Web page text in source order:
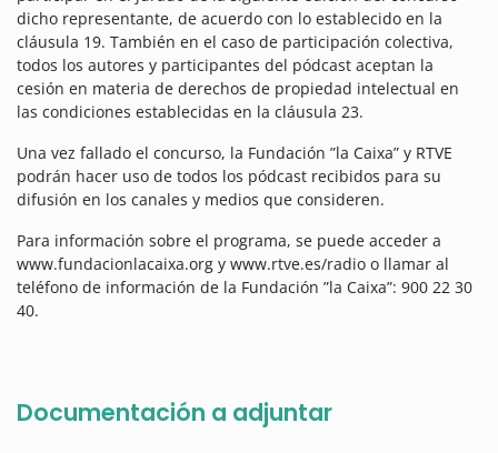
dicho representante, de acuerdo con lo establecido en la
cláusula 19. También en el caso de participación colectiva,
todos los autores y participantes del pódcast aceptan la
cesión en materia de derechos de propiedad intelectual en
las condiciones establecidas en la cláusula 23.
Una vez fallado el concurso, la Fundación ”la Caixa” y RTVE
podrán hacer uso de todos los pódcast recibidos para su
difusión en los canales y medios que consideren.
Para información sobre el programa, se puede acceder a
www.fundacionlacaixa.org y www.rtve.es/radio o llamar al
teléfono de información de la Fundación ”la Caixa”: 900 22 30
40.
Documentación a adjuntar